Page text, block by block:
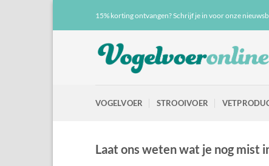
15% korting ontvangen? Schrijf je in voor onze
VOGELVOER STROOIVOER
Laat ons weten wat je nog mist